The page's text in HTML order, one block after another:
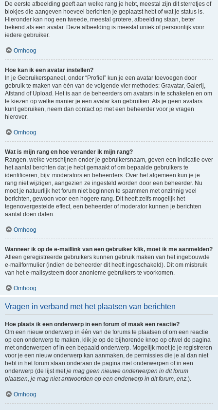
De eerste afbeelding geeft aan welke rang je hebt, meestal zijn dit sterretjes of
blokjes die aangeven hoeveel berichten je geplaatst hebt of wat je status is.
Hieronder kan nog een tweede, meestal grotere, afbeelding staan, beter
bekend als een avatar. Deze afbeelding is meestal uniek of persoonlijk voor
iedere gebruiker.
Omhoog
Hoe kan ik een avatar instellen?
In je Gebruikerspaneel, onder “Profiel” kun je een avatar toevoegen door
gebruik te maken van één van de volgende vier methodes: Gravatar, Galerij,
Afstand of Upload. Het is aan de beheerders om avatars in te schakelen en om
te kiezen op welke manier je een avatar kan gebruiken. Als je geen avatars
kunt gebruiken, neem dan contact op met een beheerder voor je vragen
hierover.
Omhoog
Wat is mijn rang en hoe verander ik mijn rang?
Rangen, welke verschijnen onder je gebruikersnaam, geven een indicatie over
het aantal berchten dat je hebt gemaakt of om bepaalde gebruikers te
identificeren, bijv. moderators en beheerders. Over het algemeen kun je je
rang niet wijzigen, aangezien ze ingesteld worden door een beheerder. Nu
moet je natuurlijk het forum niet beginnen te spammen met onzinnig veel
berichten, gewoon voor een hogere rang. Dit heeft zelfs mogelijk het
tegenovergestelde effect, een beheerder of moderator kunnen je berichten
aantal doen dalen.
Omhoog
Wanneer ik op de e-maillink van een gebruiker klik, moet ik me aanmelden?
Alleen geregistreerde gebruikers kunnen gebruik maken van het ingebouwde
e-mailformulier (indien de beheerder dit heeft ingeschakeld). Dit om misbruik
van het e-mailsysteem door anonieme gebruikers te voorkomen.
Omhoog
Vragen in verband met het plaatsen van berichten
Hoe plaats ik een onderwerp in een forum of maak een reactie?
Om een nieuw onderwerp in één van de forums te plaatsen of om een reactie
op een onderwerp te maken, klik je op de bijhorende knop op ofwel de pagina
met onderwerpen of in een bepaald onderwerp. Mogelijk moet je je registreren
voor je een nieuw onderwerp kan aanmaken, de permissies die je al dan niet
hebt in het forum staan onderaan de pagina met onderwerpen of in een
onderwerp (de lijst metje mag geen nieuwe onderwerpen in dit forum
plaatsen, je mag niet antwoorden op een onderwerp in dit forum, enz.).
Omhoog